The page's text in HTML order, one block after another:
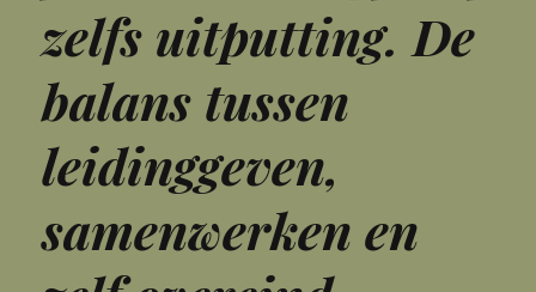
zelfs uitputting. De
balans tussen
leidinggeven,
samenwerken en